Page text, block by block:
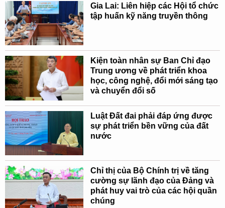
Gia Lai: Liên hiệp các Hội tổ chức
tập huấn kỹ năng truyền thông
Kiện toàn nhân sự Ban Chỉ đạo
Trung ương về phát triển khoa
học, công nghệ, đổi mới sáng tạo
và chuyển đổi số
Luật Đất đai phải đáp ứng được
sự phát triển bền vững của đất
nước
Chỉ thị của Bộ Chính trị về tăng
cường sự lãnh đạo của Đảng và
phát huy vai trò của các hội quần
chúng